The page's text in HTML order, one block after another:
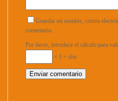
Guardar mi nombre, correo
comentario.
Por favor, introduce el cálculo para
× 1 = dos